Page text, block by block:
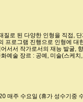
질로 된 다양한 인형을 직접,
프로그램 진행으로 인형에 대
서서 작가로서의 재능 발굴,
예술 장르 : 공예, 미술(스케치
매주 수요일 (휴가 성수기중